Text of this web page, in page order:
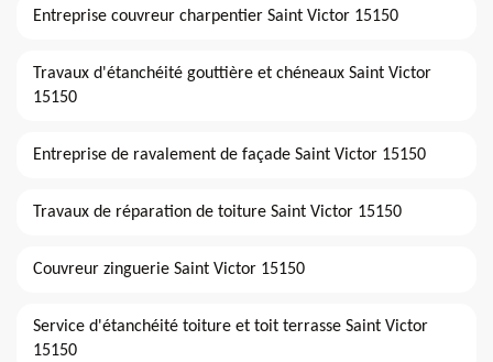
Entreprise couvreur charpentier Saint Victor 15150
Travaux d'étanchéité gouttière et chéneaux Saint Victor
15150
Entreprise de ravalement de façade Saint Victor 15150
Travaux de réparation de toiture Saint Victor 15150
Couvreur zinguerie Saint Victor 15150
Service d'étanchéité toiture et toit terrasse Saint Victor
15150